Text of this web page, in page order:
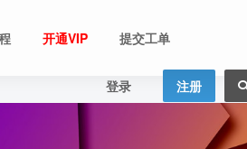
开通VIP 提交工单
登录 注册